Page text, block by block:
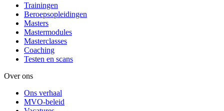
Trainingen
Beroepsopleidingen
Masters
Mastermodules
Masterclasses
Coaching
Testen en scans
Over ons
Ons verhaal
MVO-beleid